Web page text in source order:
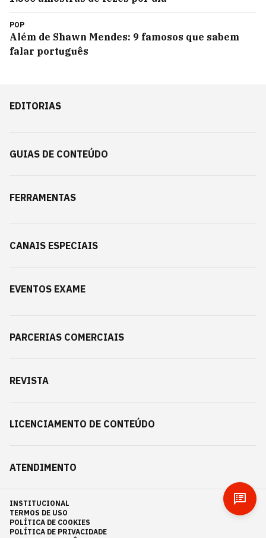
POP
Além de Shawn Mendes: 9 famosos que sabem
falar português
EDITORIAS
GUIAS DE CONTEÚDO
FERRAMENTAS
CANAIS ESPECIAIS
EVENTOS EXAME
PARCERIAS COMERCIAIS
REVISTA
LICENCIAMENTO DE CONTEÚDO
ATENDIMENTO
INSTITUCIONAL
TERMOS DE USO
POLÍTICA DE COOKIES
POLÍTICA DE PRIVACIDADE